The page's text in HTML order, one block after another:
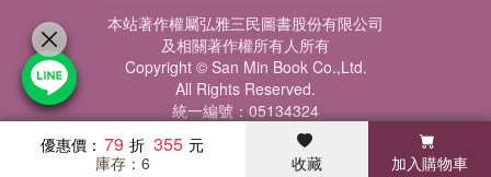
話叫作「天葬」。三十五年後，朱元璋寫〈皇陵碑〉時，還覺得傷
心：「殯無棺槨，被體惡裳，浮掩三尺，奠何殽漿！」
父母的大事雖了，過日子呢？沒留下一寸土、一顆米，元璋餓了些
日子，到處找零活做。誰知大戶人家都已逃荒逃瘟去了，貧民小戶
自己都在挨餓，怎麼雇得起人？到處碰壁，懶洋洋地不願回家，一
徑到村外給他父母上墳，蹲在新長著青草的墳邊，沉思如何來打發
優惠價： 79 355
庫存：6 收藏 加入購物車
客服中心 瀏覽紀錄 會員專區
本站著作權屬弘雅三民圖書股份有限公司
及相關著作權所有人所有
Copyright © San Min Book Co.,Ltd.
All Rights Reserved.
統一編號：05134324